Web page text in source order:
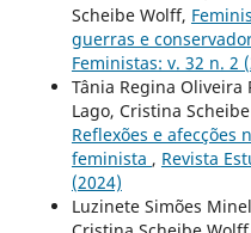
Scheibe Wolff,
guerras e
Feministas: v. 32 n. 2
Tânia Regina Oliveira
Lago, Cristina
Reflexões e afecções
feminista , Revista
(2024)
Luzinete Simões